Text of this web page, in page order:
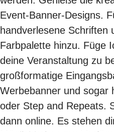
Event-Banner-Designs.
handverlesene Schriften
Farbpalette hinzu. Füge
deine Veranstaltung zu
großformatige
Werbebanner und sogar
oder Step and Repeats.
dann online. Es stehen